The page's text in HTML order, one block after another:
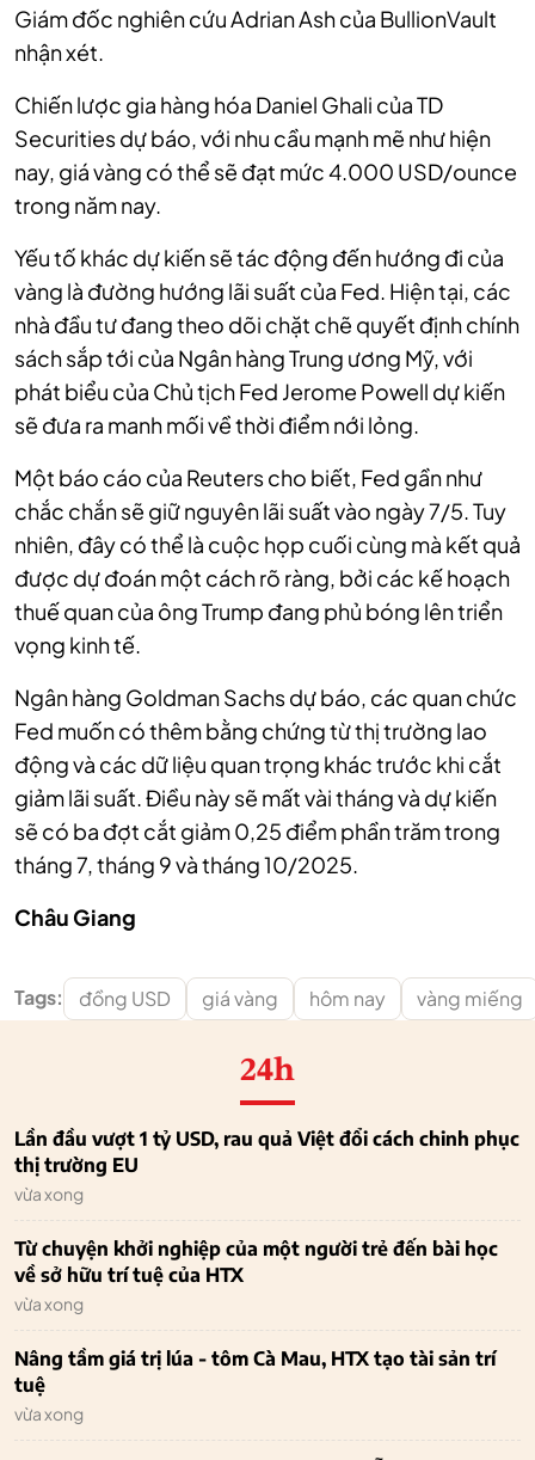
Giám đốc nghiên cứu Adrian Ash của BullionVault
nhận xét.
Chiến lược gia hàng hóa Daniel Ghali của TD
Securities dự báo, với nhu cầu mạnh mẽ như hiện
nay, giá vàng có thể sẽ đạt mức 4.000 USD/ounce
trong năm nay.
Yếu tố khác dự kiến sẽ tác động đến hướng đi của
vàng là đường hướng lãi suất của Fed. Hiện tại, các
nhà đầu tư đang theo dõi chặt chẽ quyết định chính
sách sắp tới của Ngân hàng Trung ương Mỹ, với
phát biểu của Chủ tịch Fed Jerome Powell dự kiến
sẽ đưa ra manh mối về thời điểm nới lỏng.
Một báo cáo của Reuters cho biết, Fed gần như
chắc chắn sẽ giữ nguyên lãi suất vào ngày 7/5. Tuy
nhiên, đây có thể là cuộc họp cuối cùng mà kết quả
được dự đoán một cách rõ ràng, bởi các kế hoạch
thuế quan của ông Trump đang phủ bóng lên triển
vọng kinh tế.
Ngân hàng Goldman Sachs dự báo, các quan chức
Fed muốn có thêm bằng chứng từ thị trường lao
động và các dữ liệu quan trọng khác trước khi cắt
giảm lãi suất. Điều này sẽ mất vài tháng và dự kiến
sẽ có ba đợt cắt giảm 0,25 điểm phần trăm trong
tháng 7, tháng 9 và tháng 10/2025.
Châu Giang
Tags: đồng USD giá vàng hôm nay vàng miếng
24h
Lần đầu vượt 1 tỷ USD, rau quả Việt đổi cách chinh phục
thị trường EU
vừa xong
Từ chuyện khởi nghiệp của một người trẻ đến bài học
về sở hữu trí tuệ của HTX
vừa xong
Nâng tầm giá trị lúa - tôm Cà Mau, HTX tạo tài sản trí
tuệ
vừa xong